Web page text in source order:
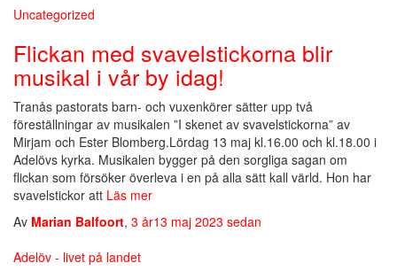
Uncategorized
Flickan med svavelstickorna blir
musikal i vår by idag!
Tranås pastorats barn- och vuxenkörer sätter upp två
föreställningar av musikalen ”I skenet av svavelstickorna” av
Mirjam och Ester Blomberg.Lördag 13 maj kl.16.00 och kl.18.00 i
Adelövs kyrka. Musikalen bygger på den sorgliga sagan om
flickan som försöker överleva i en på alla sätt kall värld. Hon har
svavelstickor att Läs mer
Av Marian Balfoort, 3 år13 maj 2023 sedan
Adelöv - livet på landet